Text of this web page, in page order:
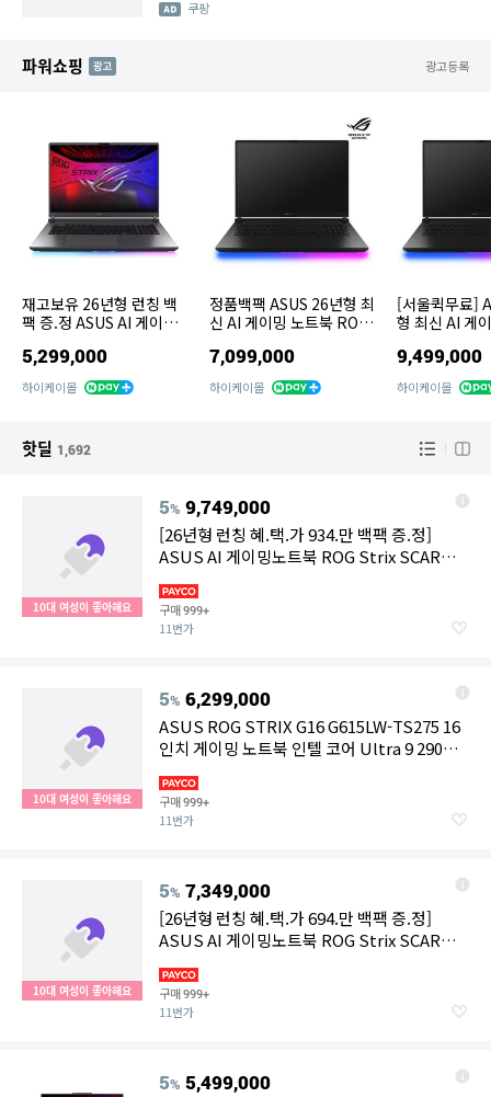
쿠팡
파워쇼핑 AD 광고등록
재고보유 26년형 런칭 백
팩 증.정 ASUS AI 게이밍
815LR-TT302 인텔 U9
290HX 플러스 RTX5070
Ti 램32G 1TB
5,299,000
하이케이몰
정품백팩 ASUS 26년형 최
신 AI 게이밍 노트북 ROG
Q305W 인텔 U9 290HX
PLUS RTX5080 32GB 1
TB 4K mini
7,099,000
하이케이몰
[서울퀵무료]
형 최신 AI 게
LXG-
90HX PLUS
4GB 2TB 4K
9,499,000
하이케이몰
핫딜 1,692
10대 여성이 좋아해요
5% 9,749,000
[26년형 런칭 혜.택.가 934.만 백팩 증.정]
ASUS AI 게이밍노트북 ROG Strix SCAR
RTX5090 램64G 2TB 4K 1600nits 윈도우11
구매999+
11번가
10대 여성이 좋아해요
5% 6,299,000
ASUS ROG STRIX G16 G615LW-TS275 16
인치 게이밍 노트북 인텔 코어 Ultra 9 290HX
구매999+
11번가
10대 여성이 좋아해요
5% 7,349,000
[26년형 런칭 혜.택.가 694.만 백팩 증.정]
ASUS AI 게이밍노트북 ROG Strix SCAR
RTX5080 램32G 1TB 4K 1600nits 윈도우11
구매999+
11번가
5% 5,499,000